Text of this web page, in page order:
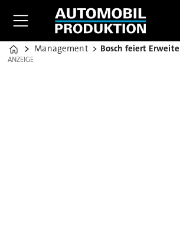
Home
Management
ANZEIGE
ANZEIGE